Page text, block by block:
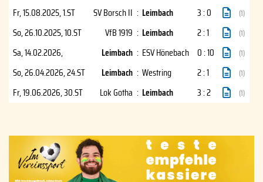
Fr, 15.08.2025, 1.ST SV Borsch II : Leimbach 3 : 0 (1)
So, 26.10.2025, 10.ST VfB 1919 : Leimbach 2 : 1 (1)
Sa, 14.02.2026, Leimbach : ESV Hönebach 0 : 10 (1)
So, 26.04.2026, 24.ST Leimbach : Westring 2 : 1 (1)
Fr, 19.06.2026, 30.ST Lok Gotha : Leimbach 3 : 2 (1)